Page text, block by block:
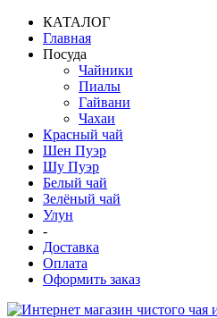
КАТАЛОГ
Главная
Посуда
Чайники
Пиалы
Гайвани
Чахаи
Красный чай
Шен Пуэр
Шу Пуэр
Белый чай
Зелёный чай
Улун
-
Доставка
Оплата
Оформить заказ